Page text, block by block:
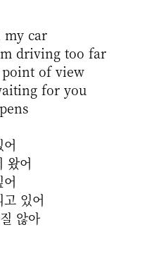
car
driving too far
of view
for you
왔어
있어
않아